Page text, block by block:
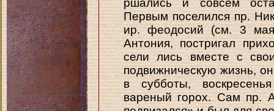
ршались и совсем
Первым поселился пр.
ир. феодосий (см. 3
Антония, постригал
сели лись вместе с
подвижническую жизнь,
в субботы,
вареный горох. Сам пр.